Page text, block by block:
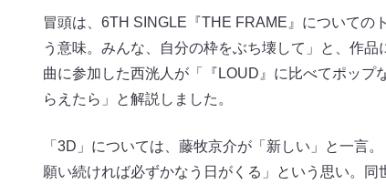
冒頭は、6TH SINGLE『THE FRAME』についての
う意味。みんな、自分の枠をぶち壊して」と、作
曲に参加した西洸人が「『LOUD』に比べてポップ
らえたら」と解説しました。
「3D」については、藤牧京介が「新しい」と一言
願い続ければ必ずかなう日がくる」という思い。